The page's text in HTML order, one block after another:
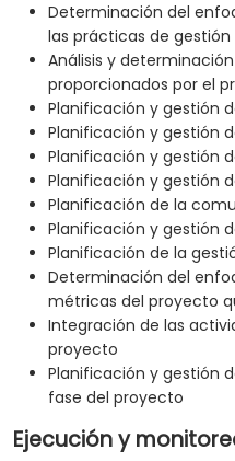
Determinación del
las prácticas de
Análisis y
proporcionados por el
Planificación y gestión
Planificación y gestión
Planificación y gestión
Planificación y gestión
Planificación de la
Planificación y gestión
Planificación de la
Determinación del
métricas del proyecto
Integración de las
proyecto
Planificación y gestión
fase del proyecto
Ejecución y